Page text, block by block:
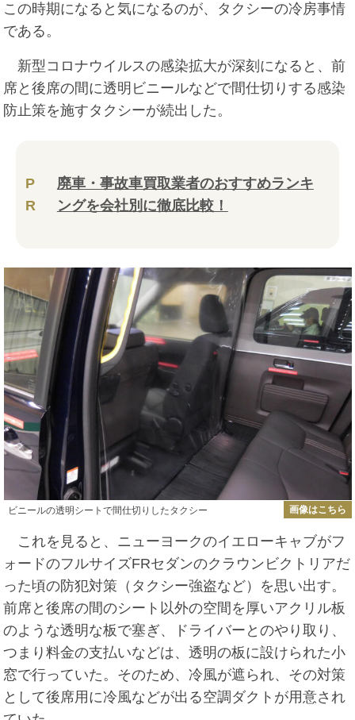
この時期になると気になるのが、タクシーの冷房事情
である。
新型コロナウイルスの感染拡大が深刻になると、前
席と後席の間に透明ビニールなどで間仕切りする感染
防止策を施すタクシーが続出した。
P
R
廃車・事故車買取業者のおすすめランキ
ングを会社別に徹底比較！
ビニールの透明シートで間仕切りしたタクシー 画像はこちら
これを見ると、ニューヨークのイエローキャブがフ
ォードのフルサイズFRセダンのクラウンビクトリアだ
った頃の防犯対策（タクシー強盗など）を思い出す。
前席と後席の間のシート以外の空間を厚いアクリル板
のような透明な板で塞ぎ、ドライバーとのやり取り、
つまり料金の支払いなどは、透明の板に設けられた小
窓で行っていた。そのため、冷風が遮られ、その対策
として後席用に冷風などが出る空調ダクトが用意され